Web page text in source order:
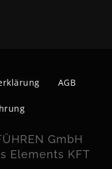
AGB
GmbH
Elements KFT